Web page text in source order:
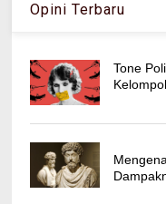
Opini Terbaru
Tone